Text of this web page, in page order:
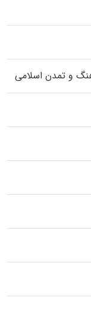
و تمدن اسلامی